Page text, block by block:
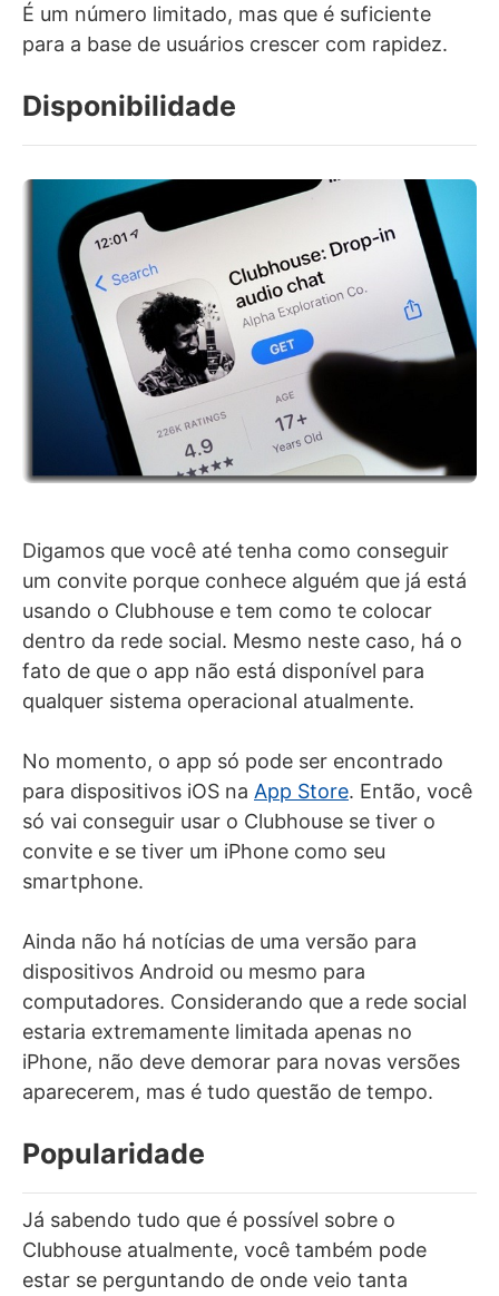
É um número limitado, mas que é suficiente
para a base de usuários crescer com rapidez.
Disponibilidade
Digamos que você até tenha como conseguir
um convite porque conhece alguém que já está
usando o Clubhouse e tem como te colocar
dentro da rede social. Mesmo neste caso, há o
fato de que o app não está disponível para
qualquer sistema operacional atualmente.
No momento, o app só pode ser encontrado
para dispositivos iOS na App Store. Então, você
só vai conseguir usar o Clubhouse se tiver o
convite e se tiver um iPhone como seu
smartphone.
Ainda não há notícias de uma versão para
dispositivos Android ou mesmo para
computadores. Considerando que a rede social
estaria extremamente limitada apenas no
iPhone, não deve demorar para novas versões
aparecerem, mas é tudo questão de tempo.
Popularidade
Já sabendo tudo que é possível sobre o
Clubhouse atualmente, você também pode
estar se perguntando de onde veio tanta